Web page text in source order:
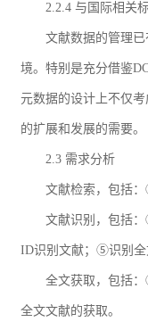
2.2.4 与国际相关
文献数据的管理
境。特别是充分借鉴
元数据的设计上不仅
的扩展和发展的需要。
2.3 需求分析
文献检索，包括
文献识别，包括
ID识别文献；⑤识别全
全文获取，包括
全文文献的获取。